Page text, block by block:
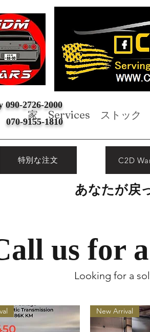
家 Services ストック
090-2726-2000
9155-1810
特別な注文 C2D
あなたが戻
us for
Looking for a
New Arrival